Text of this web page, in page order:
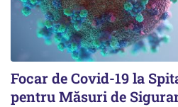
Focar de Covid-19 la
pentru Măsuri de